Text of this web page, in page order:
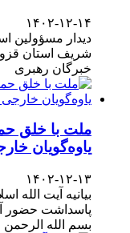
۱۴۰۲-۱۲-۱۴
دیدار مسؤولین
شریف استان
خبرگان رهبری
ملت با خلق
یاوه‌گویان
۱۴۰۲-۱۲-۱۳
بیانیه آیت الله
بسم الله